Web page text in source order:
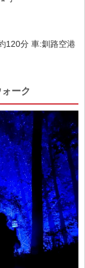
120分 車:釧路空港
ーク